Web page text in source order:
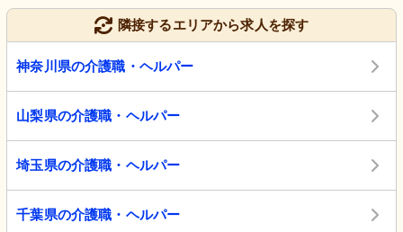
隣接するエリアから求人を探す
神奈川県の介護職・ヘルパー
山梨県の介護職・ヘルパー
埼玉県の介護職・ヘルパー
千葉県の介護職・ヘルパー